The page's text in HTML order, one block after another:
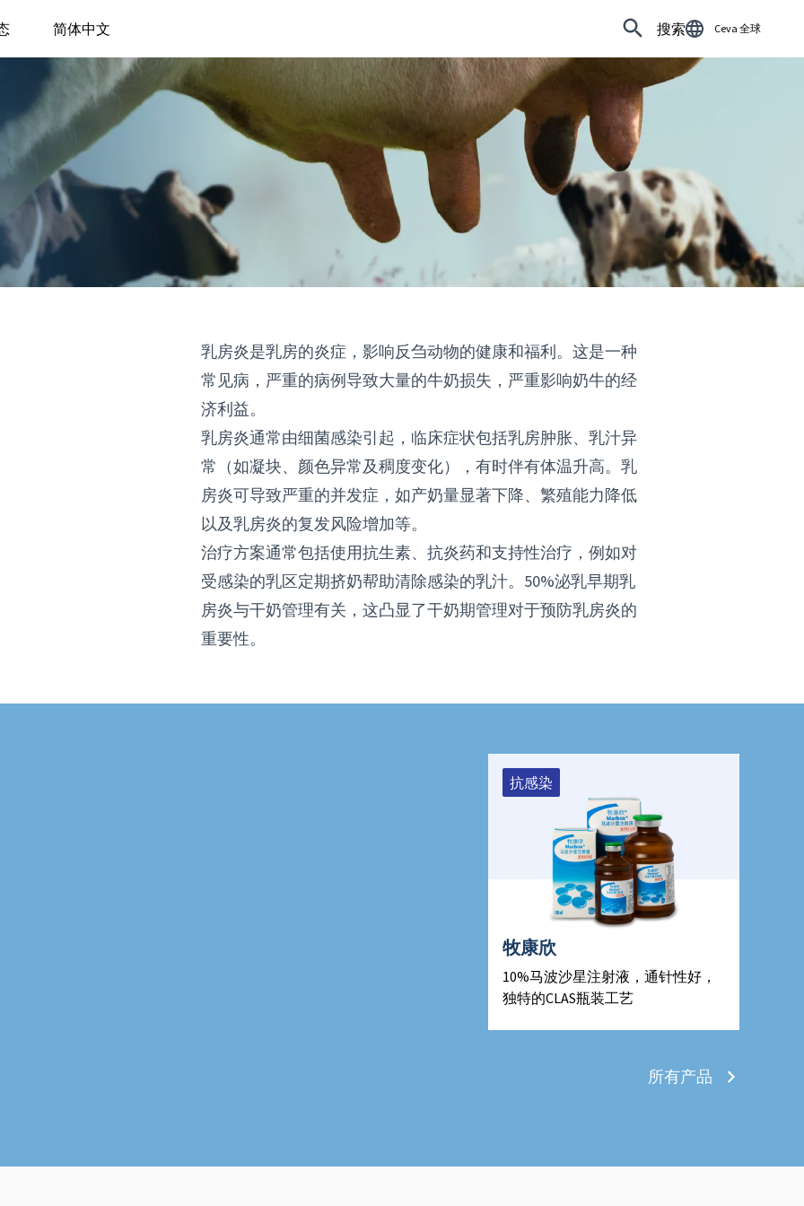
简体中文 搜索 Ceva 全球
乳房炎是乳房的炎症，影响反刍动物的健康和福利。这是一种
常见病，严重的病例导致大量的牛奶损失，严重影响奶牛的经
济利益。
乳房炎通常由细菌感染引起，临床症状包括乳房肿胀、乳汁异
常（如凝块、颜色异常及稠度变化），有时伴有体温升高。乳
房炎可导致严重的并发症，如产奶量显著下降、繁殖能力降低
以及乳房炎的复发风险增加等。
治疗方案通常包括使用抗生素、抗炎药和支持性治疗，例如对
受感染的乳区定期挤奶帮助清除感染的乳汁。50%泌乳早期乳
房炎与干奶管理有关，这凸显了干奶期管理对于预防乳房炎的
重要性。
抗感染
牧康欣
10%马波沙星注射液，通针性好，
独特的CLAS瓶装工艺
所有产品